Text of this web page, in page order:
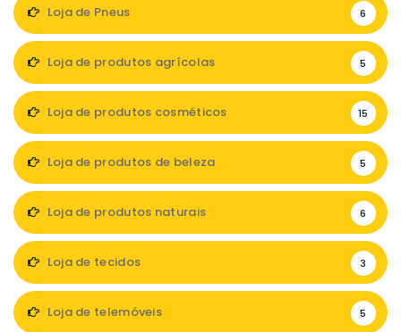
Loja de Pneus 6
Loja de produtos agrícolas 5
Loja de produtos cosméticos 15
Loja de produtos de beleza 5
Loja de produtos naturais 6
Loja de tecidos 3
Loja de telemóveis 5